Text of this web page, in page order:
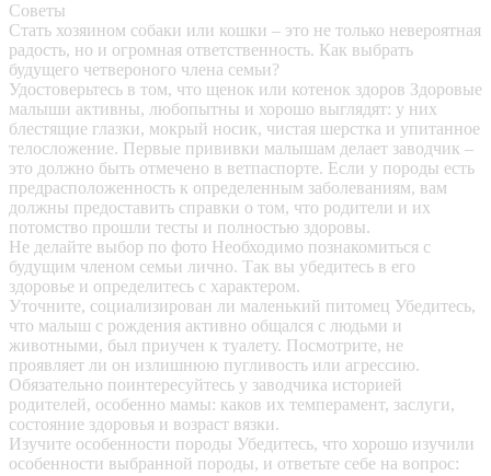
Советы
Стать хозяином собаки или кошки – это не только невероятная
радость, но и огромная ответственность. Как выбрать
будущего четвероного члена семьи?
Удостоверьтесь в том, что щенок или котенок здоров Здоровые
малыши активны, любопытны и хорошо выглядят: у них
блестящие глазки, мокрый носик, чистая шерстка и упитанное
телосложение. Первые прививки малышам делает заводчик –
это должно быть отмечено в ветпаспорте. Если у породы есть
предрасположенность к определенным заболеваниям, вам
должны предоставить справки о том, что родители и их
потомство прошли тесты и полностью здоровы.
Не делайте выбор по фото Необходимо познакомиться с
будущим членом семьи лично. Так вы убедитесь в его
здоровье и определитесь с характером.
Уточните, социализирован ли маленький питомец Убедитесь,
что малыш с рождения активно общался с людьми и
животными, был приучен к туалету. Посмотрите, не
проявляет ли он излишнюю пугливость или агрессию.
Обязательно поинтересуйтесь у заводчика историей
родителей, особенно мамы: каков их темперамент, заслуги,
состояние здоровья и возраст вязки.
Изучите особенности породы Убедитесь, что хорошо изучили
особенности выбранной породы, и ответьте себе на вопрос: